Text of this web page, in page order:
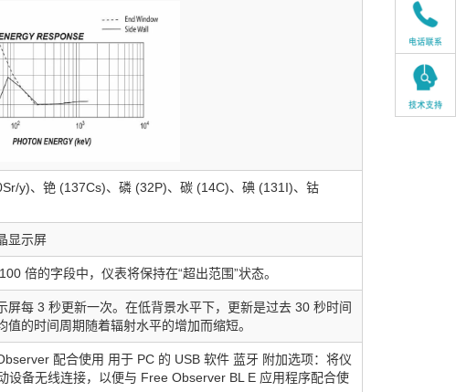
y)、铯 (137Cs)、磷 (32P)、碳 (14C)、碘 (131I)、钴
显示屏
倍的字段中，仪表将保持在“超出范围”状态。
屏每 3 秒更新一次。在低背景水平下，更新是过去 30 秒时间
值的时间周期随着辐射水平的增加而缩短。
配合使用 用于 PC 的 USB 软件 蓝牙 附加选项：将仪
设备无线连接，以便与 Free Observer BL E 应用程序配合使